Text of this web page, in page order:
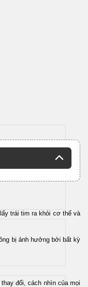
trái tim ra khỏi cơ thể và
bị ảnh hưởng bởi bất kỳ
đổi, cách nhìn của mọi